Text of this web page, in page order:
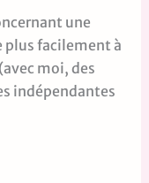
une
facilement à
moi, des
indépendantes